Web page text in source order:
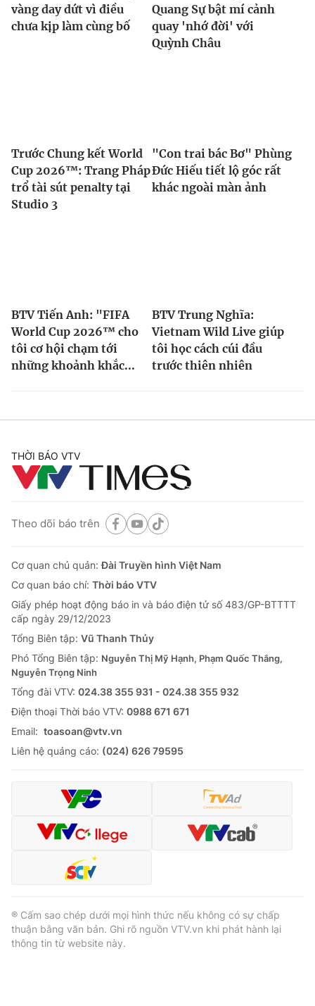
vàng day dứt vì điều
chưa kịp làm cùng bố
Quang Sự bật mí cảnh
quay 'nhớ đời' với
Quỳnh Châu
Trước Chung kết World
Cup 2026™: Trang Pháp
trổ tài sút penalty tại
Studio 3
"Con trai bác Bơ" Phùng
Đức Hiếu tiết lộ góc rất
khác ngoài màn ảnh
BTV Tiến Anh: "FIFA
World Cup 2026™ cho
tôi cơ hội chạm tới
những khoảnh khắc...
BTV Trung Nghĩa:
Vietnam Wild Live giúp
tôi học cách cúi đầu
trước thiên nhiên
THỜI BÁO VTV
Theo dõi báo trên
Cơ quan chủ quản:Đài Truyền hình Việt Nam
Cơ quan báo chí: Thời báo VTV
Giấy phép hoạt động báo in và báo điện tử số 483/GP-BTTTT
cấp ngày 29/12/2023
Tổng Biên tập: Vũ Thanh Thủy
Phó Tổng Biên tập: Nguyễn Thị Mỹ Hạnh, Phạm Quốc Thắng,
Nguyễn Trọng Ninh
Tổng đài VTV: 024.38 355 931 - 024.38 355 932
Ðiện thoại Thời báo VTV: 0988 671 671
Email: toasoan@vtv.vn
Liên hệ quảng cáo: (024) 626 79595
® Cấm sao chép dưới mọi hình thức nếu không có sự chấp
thuận bằng văn bản. Ghi rõ nguồn VTV.vn khi phát hành lại
thông tin từ website này.